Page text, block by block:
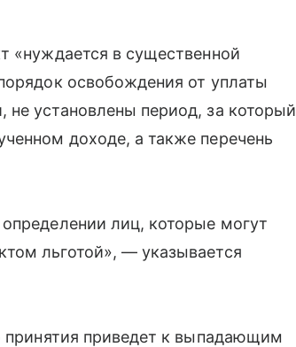
«нуждается в существенной
освобождения от уплаты
установлены период, за который
доходе, а также перечень
лиц, которые могут
льготой», — указывается
принятия приведет к выпадающим